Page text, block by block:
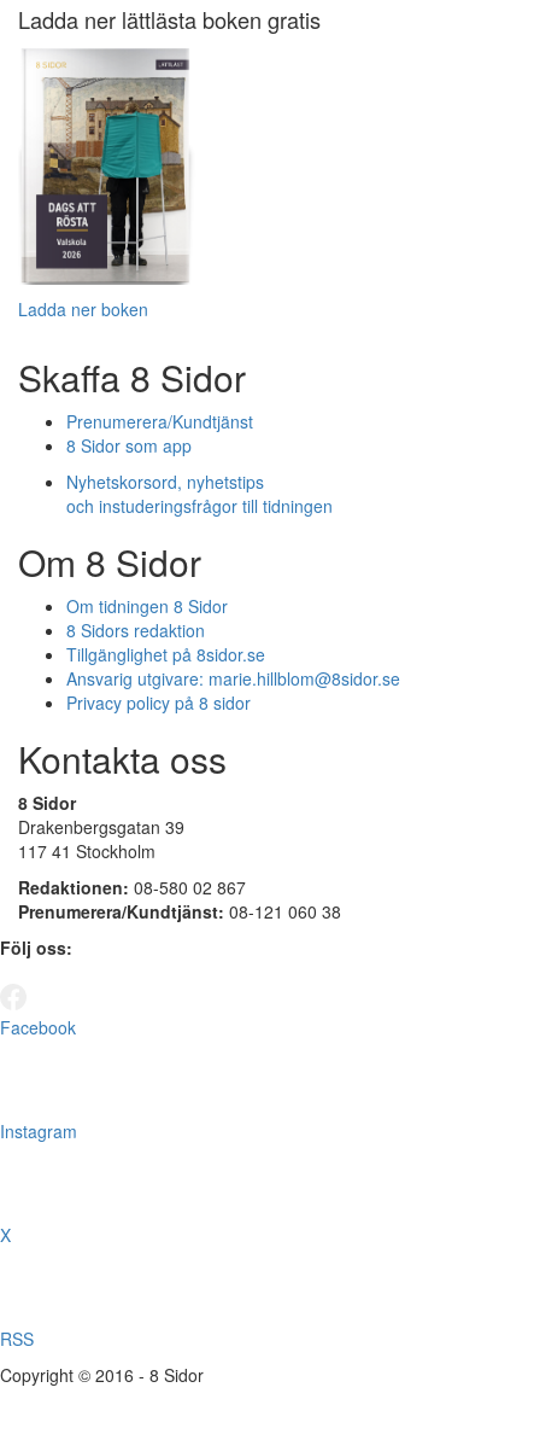
Ladda ner lättlästa boken gratis
Ladda ner boken
Skaffa 8 Sidor
Prenumerera/Kundtjänst
8 Sidor som app
Nyhetskorsord, nyhetstips
och instuderingsfrågor till tidningen
Om 8 Sidor
Om tidningen 8 Sidor
8 Sidors redaktion
Tillgänglighet på 8sidor.se
Ansvarig utgivare: marie.hillblom@8sidor.se
Privacy policy på 8 sidor
Kontakta oss
8 Sidor
Drakenbergsgatan 39
117 41 Stockholm
Redaktionen: 08-580 02 867
Prenumerera/Kundtjänst: 08-121 060 38
Följ oss:
Facebook
Instagram
X
RSS
Copyright © 2016 - 8 Sidor